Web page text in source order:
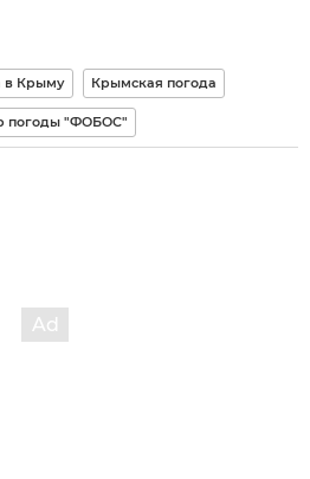
в Крыму Крымская погода
погоды "ФОБОС"